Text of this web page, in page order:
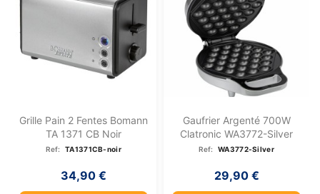
Grille Pain 2 Fentes Bomann
TA 1371 CB Noir
Ref: TA1371CB-noir
34,90 €
Gaufrier Argenté 700W
Clatronic WA3772-Silver
Ref: WA3772-Silver
29,90 €